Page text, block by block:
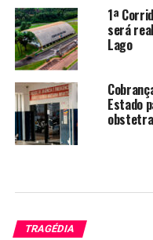
1ª
será
Lago
Estado
TRAGÉDIA